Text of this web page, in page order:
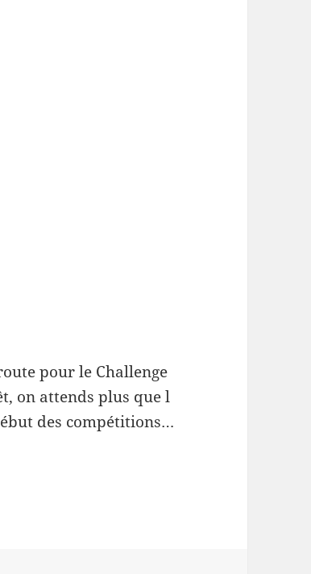
pour le Challenge
on attends plus que l
des compétitions…